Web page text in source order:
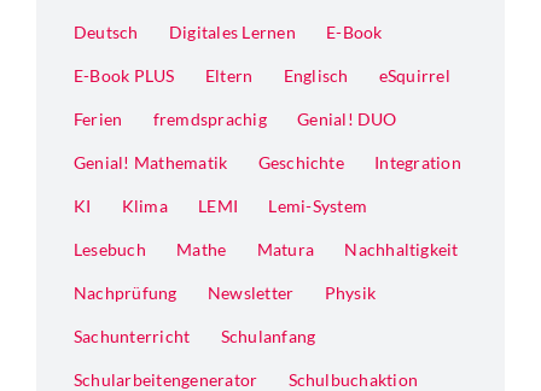
Deutsch Digitales Lernen E-Book
E-Book PLUS Eltern Englisch eSquirrel
Ferien fremdsprachig Genial! DUO
Genial! Mathematik Geschichte Integration
KI Klima LEMI Lemi-System
Lesebuch Mathe Matura Nachhaltigkeit
Nachprüfung Newsletter Physik
Sachunterricht Schulanfang
Schularbeitengenerator Schulbuchaktion